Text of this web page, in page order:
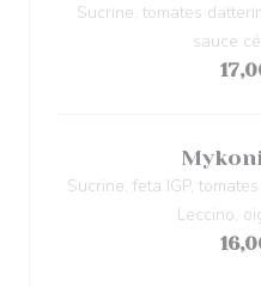
Sucrine, tomates
sauce
Sucrine, feta IGP,
Leccino,